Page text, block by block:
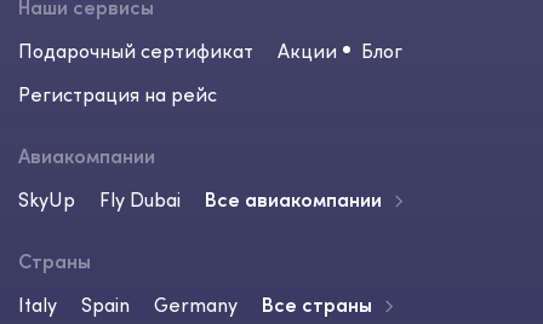
Наши сервисы
Подарочный сертификат
Акции
Блог
Регистрация на рейс
Авиакомпании
SkyUp
Fly Dubai Все авиакомпании
Страны
Italy
Spain Germany Все страны